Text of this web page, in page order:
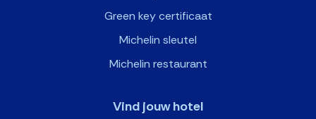
Green key certificaat
Michelin sleutel
Michelin restaurant
Vind jouw hotel